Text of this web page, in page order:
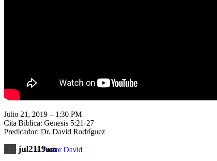
Pastor David
Julio 21, 2019 – 1:30 PM
Cita Bíblica: Genesis 5:21-27
Predicador: Dr. David Rodríguez
jul2119am